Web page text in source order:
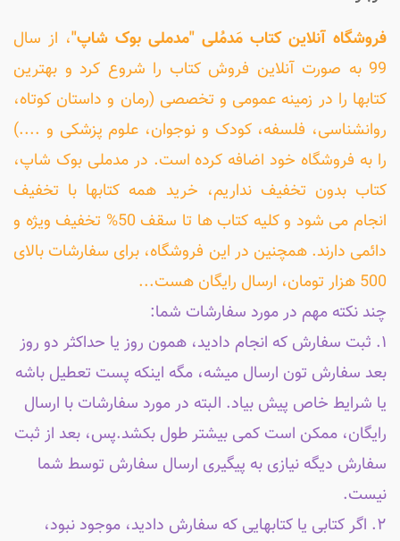
فروشگاه آنلاین کتاب مَدمُلی "مدملی بوک شاپ"، از سال
99 به صورت آنلاین فروش کتاب را شروع کرد و بهترین
کتابها را در زمینه عمومی و تخصصی (رمان و داستان کوتاه،
روانشناسی، فلسفه، کودک و نوجوان، علوم پزشکی و ....)
را به فروشگاه خود اضافه کرده است. در مدملی بوک شاپ،
کتاب بدون تخفیف نداریم، خرید همه کتابها با تخفیف
انجام می شود و کلیه کتاب ها تا سقف 50% تخفیف ویژه و
دائمی دارند. همچنین در این فروشگاه، برای سفارشات بالای
500 هزار تومان، ارسال رایگان هست...
چند نکته مهم در مورد سفارشات شما:
۱. ثبت سفارش که انجام دادید، همون روز یا حداکثر دو روز
بعد سفارش تون ارسال میشه، مگه اینکه پست تعطیل باشه
یا شرایط خاص پیش بیاد. البته در مورد سفارشات با ارسال
رایگان، ممکن است کمی بیشتر طول بکشد.پس، بعد از ثبت
سفارش دیگه نیازی به پیگیری ارسال سفارش توسط شما
نیست.
۲. اگر کتابی یا کتابهایی که سفارش دادید، موجود نبود،